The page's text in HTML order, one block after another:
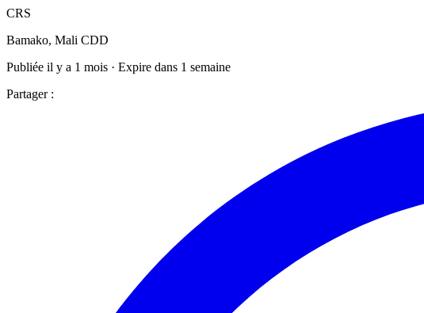
CRS
Bamako, Mali CDD
Publiée il y a 1 mois · Expire dans 1 semaine
Partager :